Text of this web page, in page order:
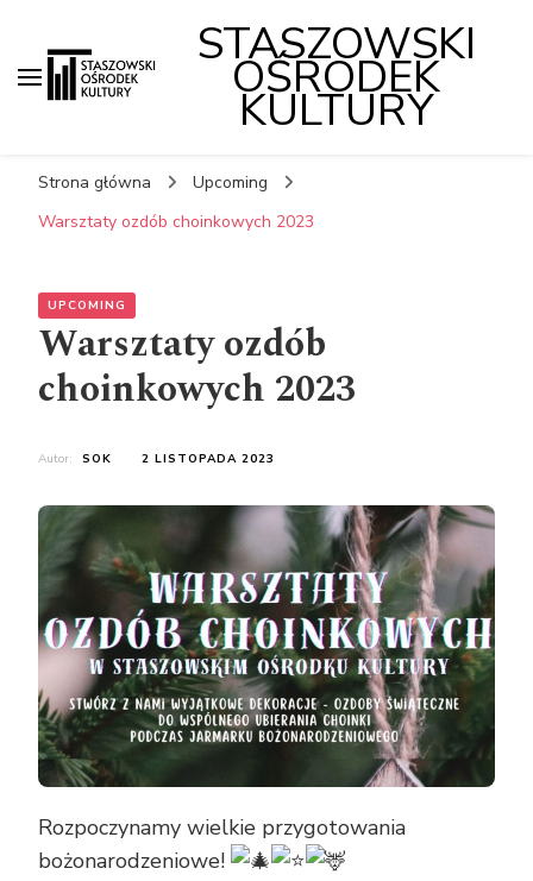
STASZOWSKI
OŚRODEK
KULTURY
Strona główna
Upcoming
Warsztaty ozdób choinkowych 2023
UPCOMING
Warsztaty ozdób
choinkowych 2023
Autor: SOK 2 LISTOPADA 2023
Rozpoczynamy wielkie przygotowania
bożonarodzeniowe!